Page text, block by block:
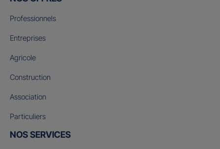
Professionnels
Entreprises
Agricole
Construction
Association
Particuliers
NOS SERVICES